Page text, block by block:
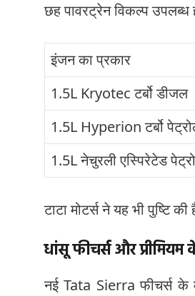
छह पावरट्रेन विकल्प उपलब्ध
इंजन का प्रकार
1.5L Kryotec टर्बो डीजल
1.5L Hyperion टर्बो
1.5L नेचुरली एस्पिरेटेड
टाटा मोटर्स ने यह भी पुष्टि
धांसू फीचर्स और प्रीमियम
नई Tata Sierra फीचर्स